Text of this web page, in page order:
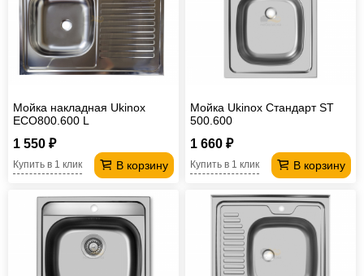
Мойка накладная Ukinox
ECO800.600 L
1 550 ₽
В корзину
Купить в 1 клик
Мойка Ukinox Стандарт ST
500.600
1 660 ₽
В корзину
Купить в 1 клик